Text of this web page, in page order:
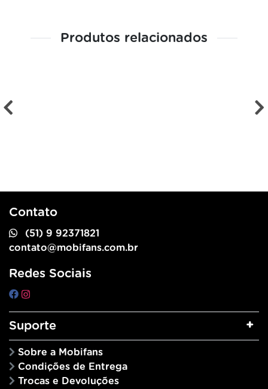
Produtos relacionados
Contato
(51) 9 92371821
contato@mobifans.com.br
Redes Sociais
Suporte
Sobre a Mobifans
Condições de Entrega
Trocas e Devoluções